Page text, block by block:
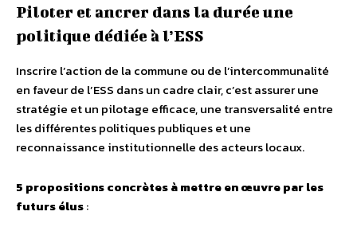
Piloter et ancrer dans la durée une
politique dédiée à l’ESS
Inscrire l’action de la commune ou de l’intercommunalité
en faveur de l’ESS dans un cadre clair, c’est assurer une
stratégie et un pilotage efficace, une transversalité entre
les différentes politiques publiques et une
reconnaissance institutionnelle des acteurs locaux.
5 propositions concrètes à mettre en œuvre par les
futurs élus: